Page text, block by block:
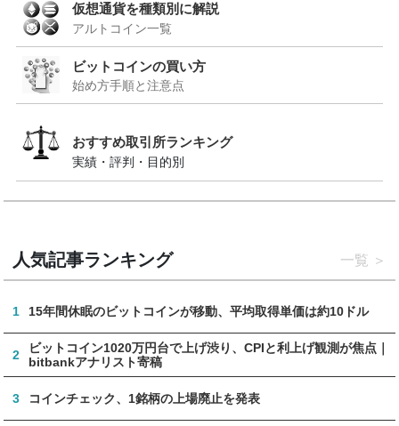
仮想通貨を種類別に解説
アルトコイン一覧
ビットコインの買い方
始め方手順と注意点
おすすめ取引所ランキング
実績・評判・目的別
人気記事ランキング 一覧
1 15年間休眠のビットコインが移動、平均取得単価は約10ドル
2
ビットコイン1020万円台で上げ渋り、CPIと利上げ観測が焦点｜
bitbankアナリスト寄稿
3 コインチェック、1銘柄の上場廃止を発表